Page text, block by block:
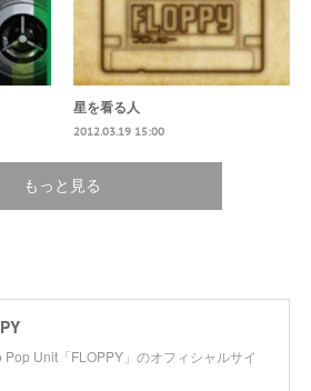
星を看る人
2012.03.19 15:00
もっと見る
Pop Unit「FLOPPY」のオフィシャルサイ